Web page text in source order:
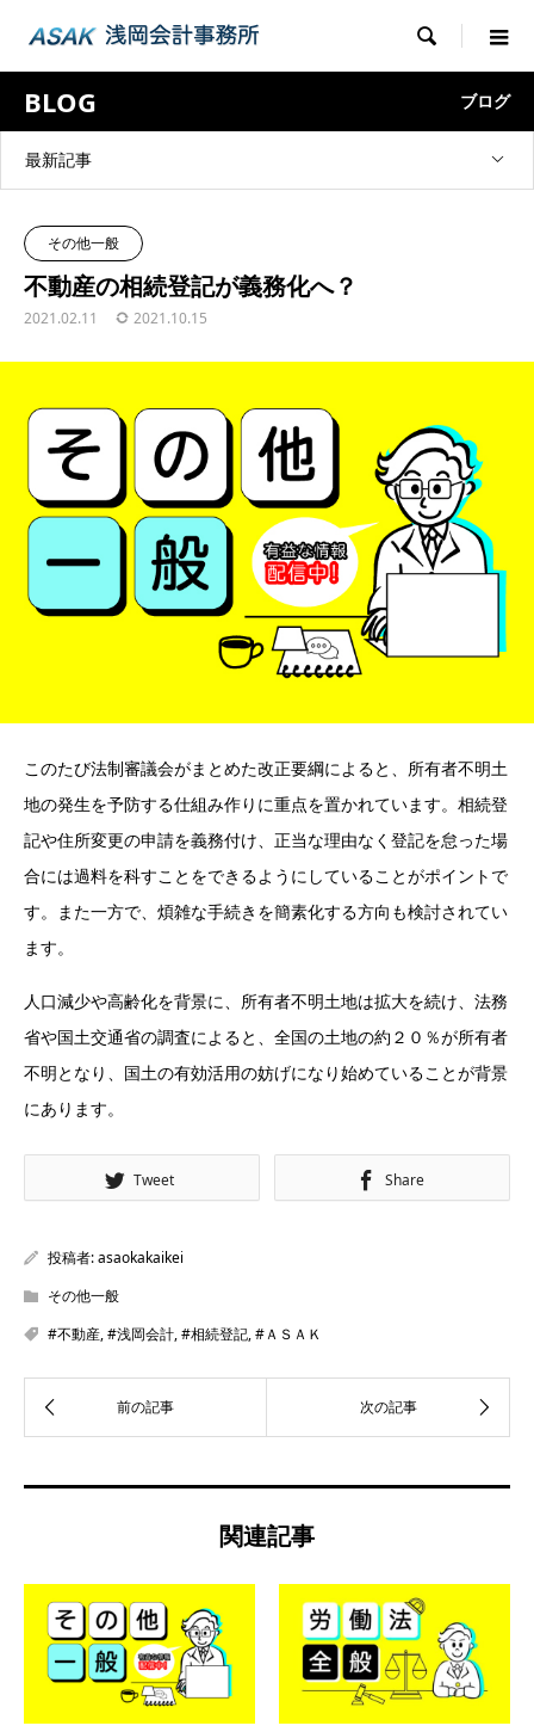

BLOG ブログ
最新記事
その他一般
不動産の相続登記が義務化へ？
2021.02.11 2021.10.15
このたび法制審議会がまとめた改正要綱によると、所有者不明土
地の発生を予防する仕組み作りに重点を置かれています。相続登
記や住所変更の申請を義務付け、正当な理由なく登記を怠った場
合には過料を科すことをできるようにしていることがポイントで
す。また一方で、煩雑な手続きを簡素化する方向も検討されてい
ます。
人口減少や高齢化を背景に、所有者不明土地は拡大を続け、法務
省や国土交通省の調査によると、全国の土地の約２０％が所有者
不明となり、国土の有効活用の妨げになり始めていることが背景
にあります。
Tweet Share
投稿者:asaokakaikei
その他一般
#不動産,#浅岡会計,#相続登記,#ＡＳＡＫ
関連記事